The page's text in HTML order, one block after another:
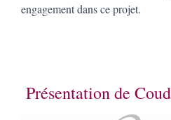
engagement dans ce projet.
Présentation de